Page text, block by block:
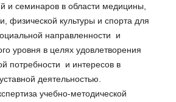
и семинаров в области медицины,
физической культуры и спорта для
направленности и
уровня в целях удовлетворения
потребности и интересов в
деятельностью.
учебно-методической